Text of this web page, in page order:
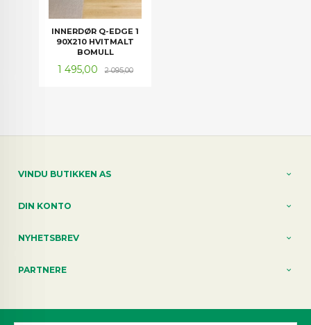
INNERDØR Q-EDGE 1
90X210 HVITMALT
BOMULL
Tilbud
1 495,00 2 095,00Rabatt
VINDU BUTIKKEN AS
DIN KONTO
NYHETSBREV
PARTNERE